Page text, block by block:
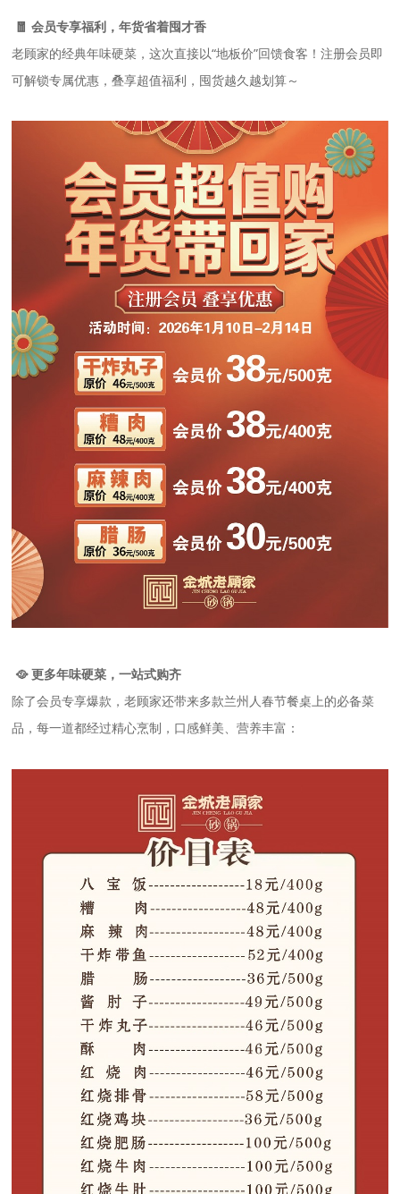
🧧 会员专享福利，年货省着囤才香
老顾家的经典年味硬菜，这次直接以“地板价”回馈食客！注册会员即
可解锁专属优惠，叠享超值福利，囤货越久越划算～
🥘 更多年味硬菜，一站式购齐
除了会员专享爆款，老顾家还带来多款兰州人春节餐桌上的必备菜
品，每一道都经过精心烹制，口感鲜美、营养丰富：